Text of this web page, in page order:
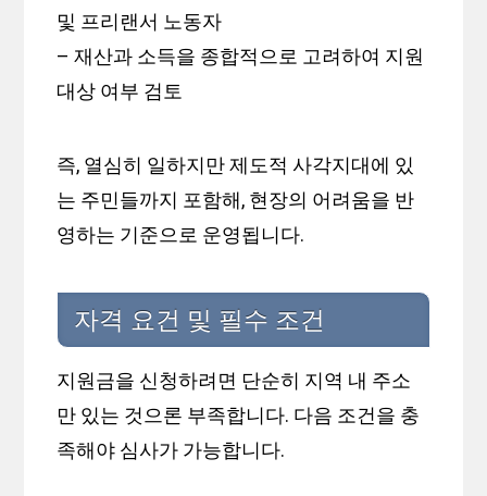
및 프리랜서 노동자
– 재산과 소득을 종합적으로 고려하여 지원
대상 여부 검토
즉, 열심히 일하지만 제도적 사각지대에 있
는 주민들까지 포함해, 현장의 어려움을 반
영하는 기준으로 운영됩니다.
자격 요건 및 필수 조건
지원금을 신청하려면 단순히 지역 내 주소
만 있는 것으론 부족합니다. 다음 조건을 충
족해야 심사가 가능합니다.